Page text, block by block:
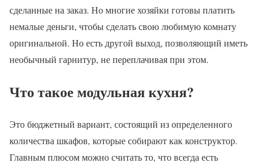
сделанные на заказ. Но многие хозяйки готовы платить
немалые деньги, чтобы сделать свою любимую комнату
оригинальной. Но есть другой выход, позволяющий иметь
необычный гарнитур, не переплачивая при этом.
Что такое модульная кухня?
Это бюджетный вариант, состоящий из определенного
количества шкафов, которые собирают как конструктор.
Главным плюсом можно считать то, что всегда есть